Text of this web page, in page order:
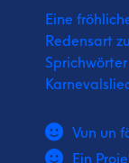
Eine
Redensart
Vun un
Ein